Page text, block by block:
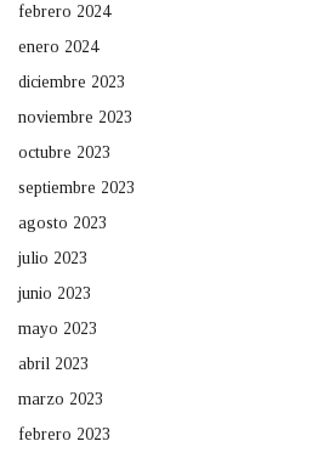
febrero 2024
enero 2024
diciembre 2023
noviembre 2023
octubre 2023
septiembre 2023
agosto 2023
julio 2023
junio 2023
mayo 2023
abril 2023
marzo 2023
febrero 2023